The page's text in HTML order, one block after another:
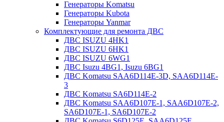
Генераторы Komatsu
Генераторы Kubota
Генераторы Yanmar
Комплектующие для ремонта ДВС
ДВС ISUZU 4HK1
ДВС ISUZU 6HK1
ДВС ISUZU 6WG1
ДВС Isuzu 4BG1, Isuzu 6BG1
ДВС Komatsu SAA6D114E-3D, SAA6D114E-
3
ДВС Komatsu SA6D114E-2
ДВС Komatsu SAA6D107E-1, SAA6D107E-2,
SA6D107E-1, SA6D107E-2